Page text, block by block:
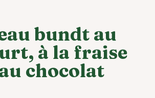
bundt au
à la fraise
chocolat